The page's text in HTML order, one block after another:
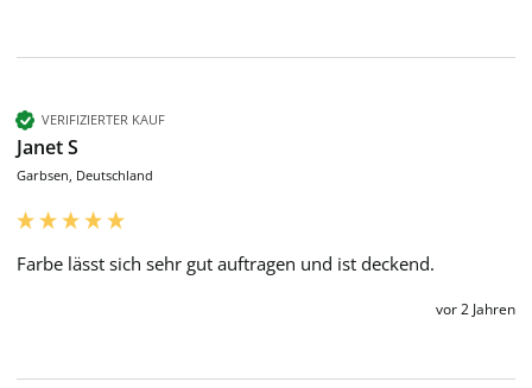
VERIFIZIERTER KAUF
Janet S
Garbsen, Deutschland
Farbe lässt sich sehr gut auftragen und ist deckend.
vor 2 Jahren